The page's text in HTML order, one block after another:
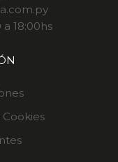
18:00hs